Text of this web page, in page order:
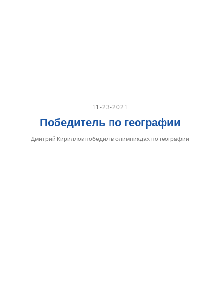
11-23-2021
Победитель по географии
Дмитрий Кириллов победил в олимпиадах по географии